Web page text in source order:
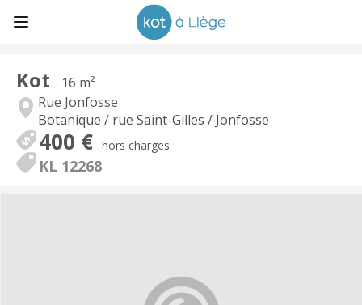
Kot
16 m²
Rue Jonfosse
Botanique / rue Saint-Gilles / Jonfosse
400 € hors charges
KL 12268